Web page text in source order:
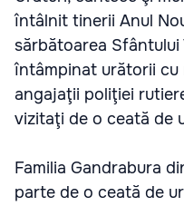
întâlnit tinerii Anul
sărbătoarea Sfântului
întâmpinat urătorii cu
angajaţii poliţiei
vizitaţi de o ceată de
Familia Gandrabura
parte de o ceată de